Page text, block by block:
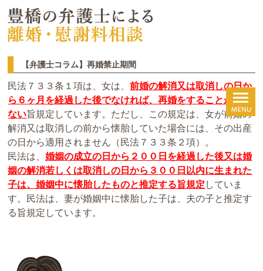
【弁護士コラム】再婚禁止期間
民法７３３条１項は、女は、前婚の解消又は取消しの日か
ら６ヶ月を経過した後でなければ、再婚をすることができ
ない旨規定しています。ただし、この規定は、女が前婚の
解消又は取消しの前から懐胎していた場合には、その出産
の日から適用されません（民法７３３条２項）。
民法は、婚姻の成立の日から２００日を経過した後又は婚
姻の解消若しくは取消しの日から３００日以内に生まれた
子は、婚姻中に懐胎したものと推定する旨規定 していま
す。民法は、妻が婚姻中に懐胎した子は、夫の子と推定す
る旨規定しています。